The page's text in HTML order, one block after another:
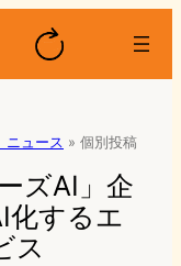
ニュース » 個別投稿
ズAI」企
化するエ
ス